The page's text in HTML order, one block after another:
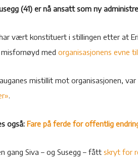
(41) er nå ansatt som ny
vært konstituert i stillingen etter at
med organisasjonens evne
mistillit mot organisasjonen,
.
også: Fare på ferde for offentlig
gang Siva – og Susegg – fått skryt for